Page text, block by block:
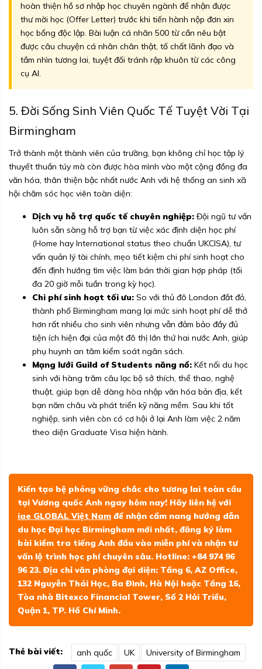
hoàn thiện hồ sơ nhập học chuyên ngành để nhận được
thư mời học (Offer Letter) trước khi tiến hành nộp đơn xin
học bổng độc lập. Bài luận cá nhân 500 từ cần nêu bật
được câu chuyện cá nhân chân thật, tố chất lãnh đạo và
tầm nhìn tương lai, tuyệt đối tránh rập khuôn từ các công
cụ AI.
5. Đời Sống Sinh Viên Quốc Tế Tuyệt Vời Tại
Birmingham
Trở thành một thành viên của trường, bạn không chỉ học tập lý
thuyết thuần túy mà còn được hòa mình vào một cộng đồng đa
văn hóa, thân thiện bậc nhất nước Anh với hệ thống an sinh xã
hội chăm sóc học viên toàn diện:
Dịch vụ hỗ trợ quốc tế chuyên nghiệp: Đội ngũ tư vấn
luôn sẵn sàng hỗ trợ bạn từ việc xác định diện học phí
(Home hay International status theo chuẩn UKCISA), tư
vấn quản lý tài chính, mẹo tiết kiệm chi phí sinh hoạt cho
đến định hướng tìm việc làm bán thời gian hợp pháp (tối
đa 20 giờ mỗi tuần trong kỳ học).
Chi phí sinh hoạt tối ưu: So với thủ đô London đắt đỏ,
thành phố Birmingham mang lại mức sinh hoạt phí dễ thở
hơn rất nhiều cho sinh viên nhưng vẫn đảm bảo đầy đủ
tiện ích hiện đại của một đô thị lớn thứ hai nước Anh, giúp
phụ huynh an tâm kiểm soát ngân sách.
Mạng lưới Guild of Students năng nổ: Kết nối du học
sinh với hàng trăm câu lạc bộ sở thích, thể thao, nghệ
thuật, giúp bạn dễ dàng hòa nhập văn hóa bản địa, kết
bạn năm châu và phát triển kỹ năng mềm. Sau khi tốt
nghiệp, sinh viên còn có cơ hội ở lại Anh làm việc 2 năm
theo diện Graduate Visa hiện hành.
Kiến tạo bệ phóng vững chắc cho tương lai toàn cầu
tại Vương quốc Anh ngay hôm nay! Hãy liên hệ với
iae GLOBAL Việt Nam để nhận cẩm nang hướng dẫn
du học Đại học Birmingham mới nhất, đăng ký làm
bài kiểm tra tiếng Anh đầu vào miễn phí và nhận tư
vấn lộ trình học phí chuyên sâu. Hotline: +84 974 96
96 23. Địa chỉ văn phòng đại diện: Tầng 6, AZ Office,
132 Nguyễn Thái Học, Ba Đình, Hà Nội hoặc Tầng 16,
Tòa nhà Bitexco Financial Tower, Số 2 Hải Triều,
Quận 1, TP. Hồ Chí Minh.
Thẻ bài viết: anh quốc UK
University of Birmingham